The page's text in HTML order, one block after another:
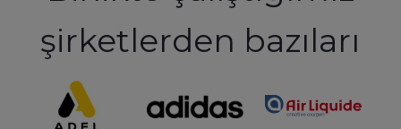
şirketlerden bazıları